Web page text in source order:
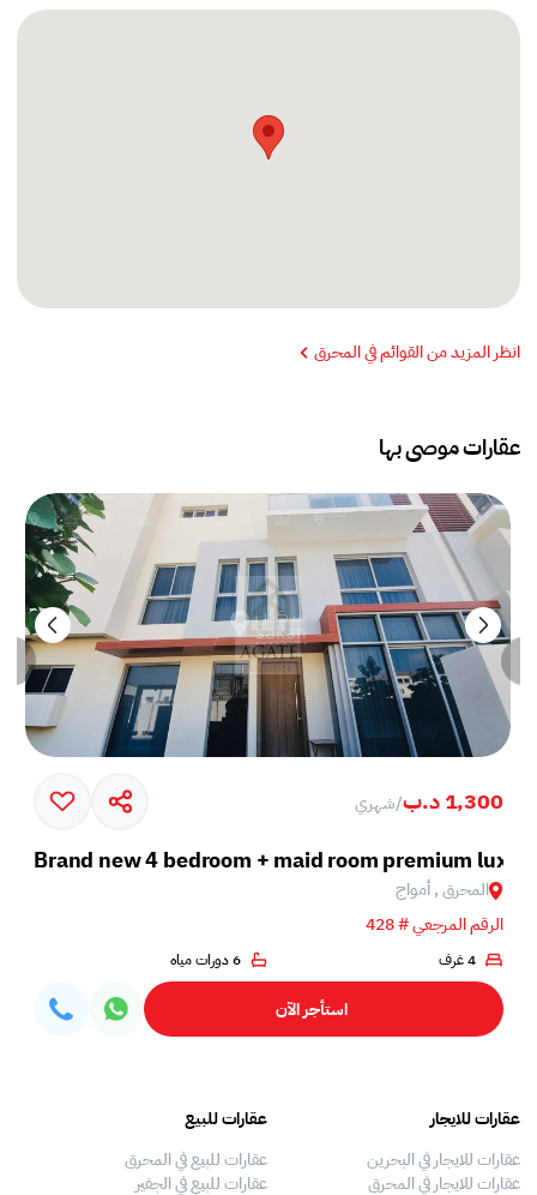
انظر المزيد من القوائم في المحرق
عقارات موصى بها
1,300 د.ب /شهري
Brand new 4 bedroom + maid room premium
المحرق , أمواج
الرقم المرجعي # 428
4 غرف 6 دورات مياه
استأجر الآن
with private garden
عقارات للايجار
عقارات للايجار في البحرين
عقارات للايجار في المحرق
عقارات للبيع
عقارات للبيع في المحرق
عقارات للبيع في الجفير